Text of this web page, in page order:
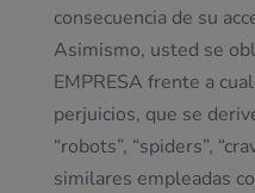
consecuencia de su
Asimismo, usted se
EMPRESA frente a
perjuicios, que se
“robots”, “spiders”,
similares empleadas